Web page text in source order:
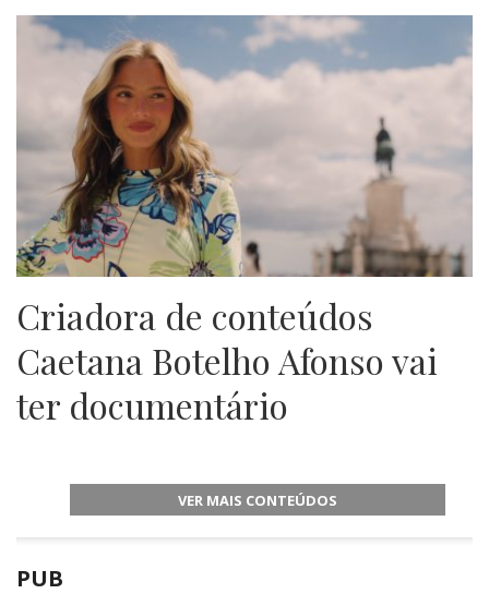
Criadora de conteúdos
Caetana Botelho Afonso vai
ter documentário
VER MAIS CONTEÚDOS
PUB